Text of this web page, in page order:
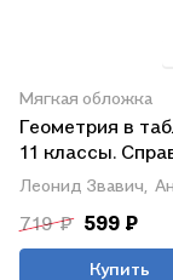
Мягкая обложка
Геометрия в
11 классы.
пособие
Леонид Звавич,
719 ₽ 599 ₽
Купить